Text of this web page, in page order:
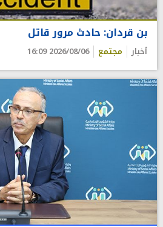
بن قردان: حادث مرور قاتل
أخبار مجتمع 2026/08/06 16:09